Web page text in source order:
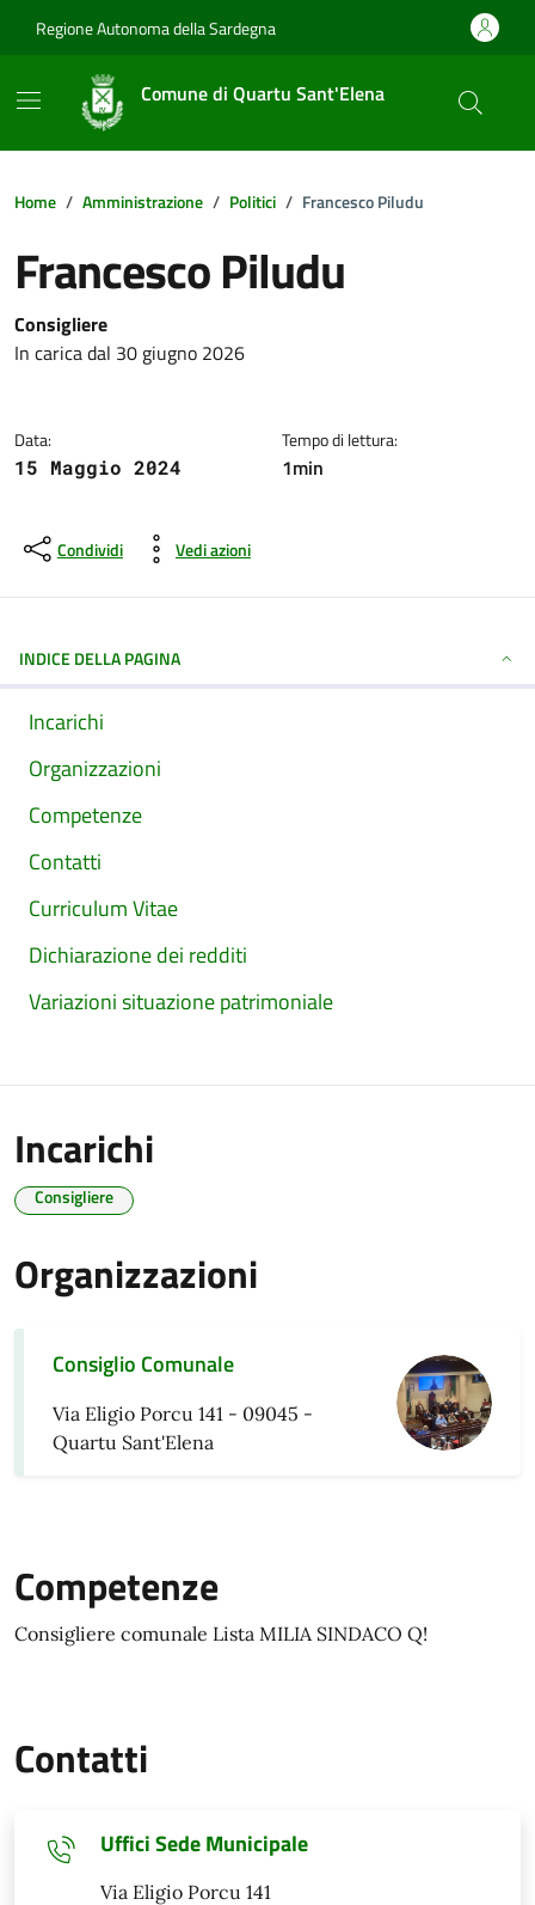
Regione Autonoma della Sardegna
Comune di Quartu Sant'Elena
Home Amministrazione Politici Francesco Piludu
Francesco Piludu
Dettagli della notizia
Consigliere
In carica dal 30 giugno 2026
Data:
15 Maggio 2024
Tempo di lettura:
1min
Condividi Vedi azioni
INDICE DELLA PAGINA
Incarichi
Organizzazioni
Competenze
Contatti
Curriculum Vitae
Dichiarazione dei redditi
Variazioni situazione patrimoniale
Incarichi
Consigliere
Organizzazioni
Consiglio Comunale
Via Eligio Porcu 141 - 09045 -
Quartu Sant'Elena
Competenze
Consigliere comunale Lista MILIA SINDACO Q!
Contatti
Uffici Sede Municipale
Via Eligio Porcu 141